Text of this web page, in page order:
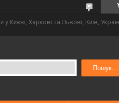
у Києві, Харкові та Львові, Київ,
Пошук...